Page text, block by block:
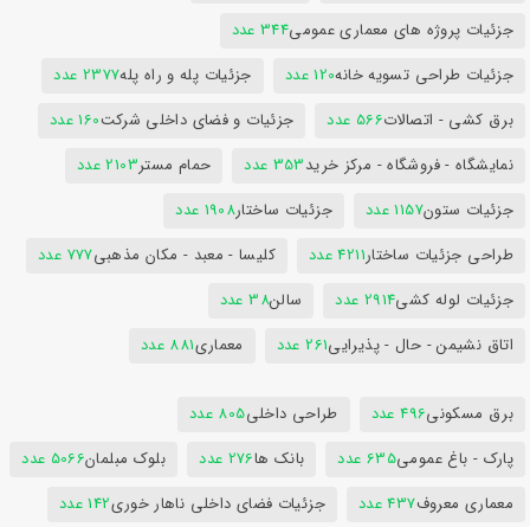
جزئیات پروژه های معماری عمومی344 عدد
جزئیات طراحی تسویه خانه120 عدد جزئیات پله و راه پله2377 عدد
برق کشی - اتصالات566 عدد جزئیات و فضای داخلی شرکت160 عدد
نمایشگاه - فروشگاه - مرکز خرید353 عدد حمام مستر2103 عدد
جزئیات ستون1157 عدد جزئیات ساختار1908 عدد
طراحی جزئیات ساختار4211 عدد کلیسا - معبد - مکان مذهبی777 عدد
جزئیات لوله کشی2914 عدد سالن38 عدد
اتاق نشیمن - حال - پذیرایی261 عدد معماری881 عدد
برق مسکونی496 عدد طراحی داخلی805 عدد
پارک - باغ عمومی635 عدد بانک ها276 عدد بلوک مبلمان5066 عدد
معماری معروف437 عدد جزئیات فضای داخلی ناهار خوری142 عدد